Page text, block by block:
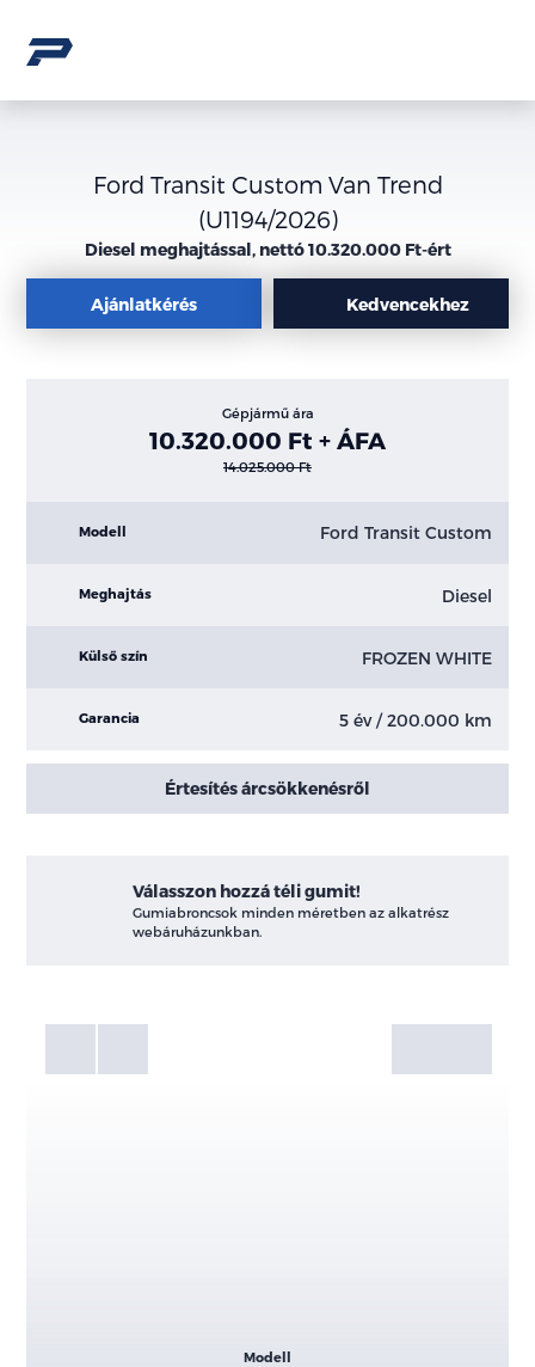
Ford Transit Custom Van Trend
(U1194/2026)
Diesel meghajtással, nettó 10.320.000 Ft-ért
Ajánlatkérés Kedvencekhez
Gépjármű ára
10.320.000 Ft + ÁFA
14.025.000 Ft
Modell Ford Transit Custom
Meghajtás Diesel
Külső szín FROZEN WHITE
Garancia 5 év / 200.000 km
Értesítés árcsökkenésről
Válasszon hozzá téli gumit!
Gumiabroncsok minden méretben az alkatrész
webáruházunkban.
Galéria
Modell